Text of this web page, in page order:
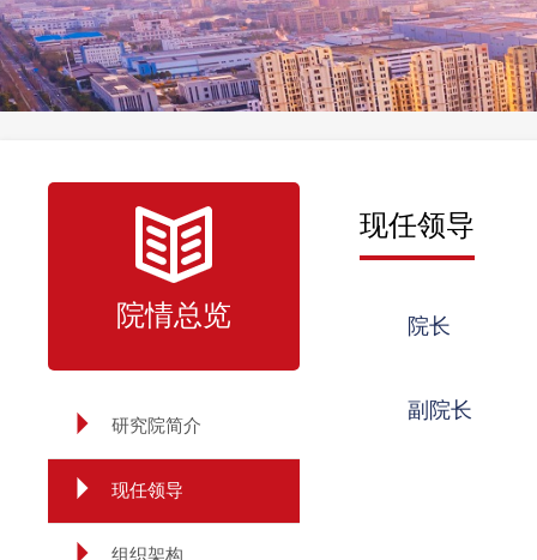
院情总览
研究院简介
现任领导
组织架构
现任领导
院长
副院长